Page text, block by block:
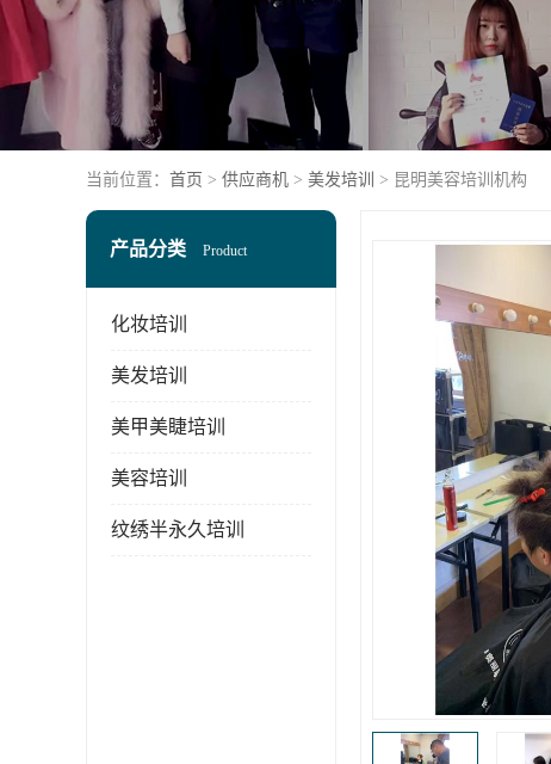
当前位置： 首页 > 供应商机 > 美发培训 > 昆明美容培训机构
产品分类 Product
化妆培训
美发培训
美甲美睫培训
美容培训
纹绣半永久培训